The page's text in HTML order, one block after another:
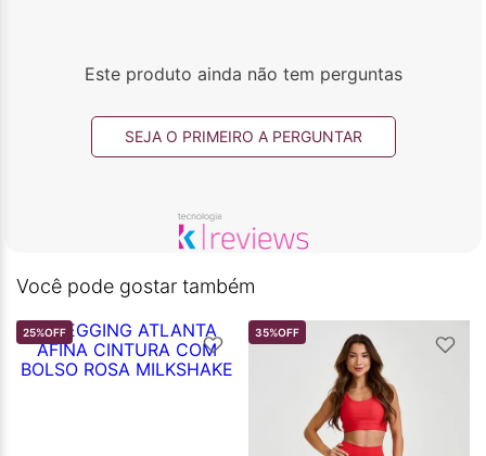
Este produto ainda não tem perguntas
SEJA O PRIMEIRO A PERGUNTAR
Você pode gostar também
25%OFF 35%OFF